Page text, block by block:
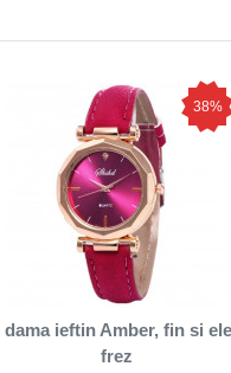
38%
dama ieftin Amber, fin si
frez